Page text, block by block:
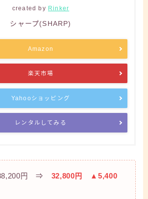
created by Rinker
シャープ(SHARP)
Amazon
楽天市場
Yahooショッピング
レンタルしてみる
38,200円 ⇒ 32,800円 ▲5,400